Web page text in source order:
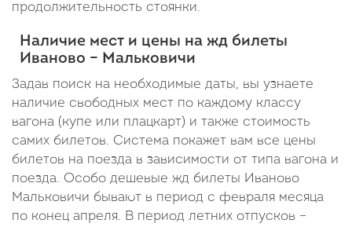
продолжительность стоянки.
Наличие мест и цены на жд билеты
Иваново – Мальковичи
Задав поиск на необходимые даты, вы узнаете
наличие свободных мест по каждому классу
вагона (купе или плацкарт) и также стоимость
самих билетов. Система покажет вам все цены
билетов на поезда в зависимости от типа вагона и
поезда. Особо дешевые жд билеты Иваново
Мальковичи бывают в период с февраля месяца
по конец апреля. В период летних отпусков –